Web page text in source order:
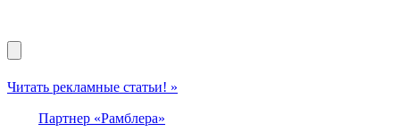
Читать рекламные статьи! »
Партнер «Рамблера»